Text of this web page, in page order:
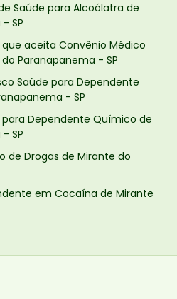
Saúde para Alcoólatra de
SP
aceita Convênio Médico
Paranapanema - SP
Saúde para Dependente
- SP
Dependente Químico de
SP
de Drogas de Mirante do
em Cocaína de Mirante